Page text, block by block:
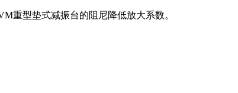
重型垫式减振台的阻尼降低放大系数。